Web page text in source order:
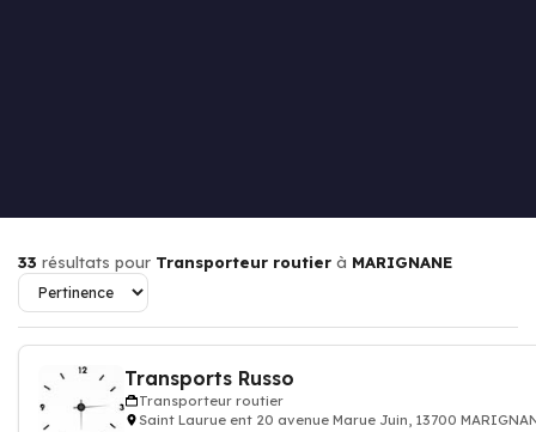
33 résultats pour Transporteur routier à MARIGNANE
Transports Russo
Transporteur routier
Saint Laurue ent 20 avenue Marue Juin, 13700